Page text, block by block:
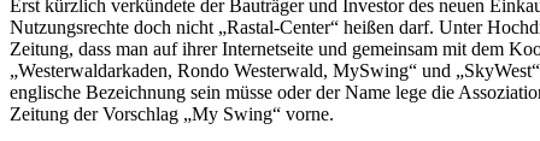
Erst kürzlich verkündete der Bauträger und Investor des neuen
Nutzungsrechte doch nicht „Rastal-Center“ heißen darf. Unter
Zeitung, dass man auf ihrer Internetseite und gemeinsam mit dem
„Westerwaldarkaden, Rondo Westerwald, MySwing“ und
englische Bezeichnung sein müsse oder der Name lege die
Zeitung der Vorschlag „My Swing“ vorne.